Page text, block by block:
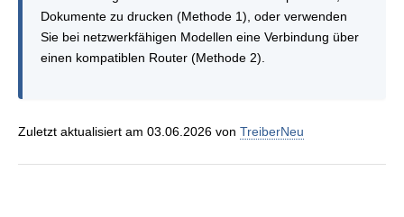
Dokumente zu drucken (Methode 1), oder verwenden
Sie bei netzwerkfähigen Modellen eine Verbindung über
einen kompatiblen Router (Methode 2).
Zuletzt aktualisiert am 03.06.2026 von TreiberNeu